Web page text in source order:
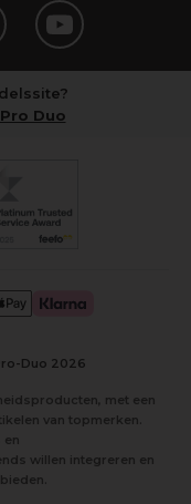
Duo
Duo 2026
met een
van topmerken.
en
willen integreren en